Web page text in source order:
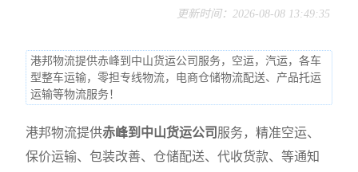
更新时间：2026-08-08 13:49:35
港邦物流提供赤峰到中山货运公司服务，空运，汽运，各车
型整车运输，零担专线物流，电商仓储物流配送、产品托运
运输等物流服务！
港邦物流提供赤峰到中山货运公司 服务，精准空运、
保价运输、包装改善、仓储配送、代收货款、等通知